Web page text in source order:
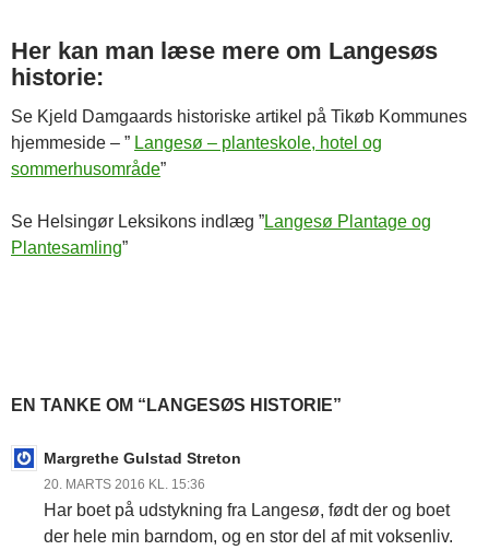
Her kan man læse mere om Langesøs
historie:
Se Kjeld Damgaards historiske artikel på Tikøb Kommunes
hjemmeside – ” Langesø – planteskole, hotel og
sommerhusområde”
Se Helsingør Leksikons indlæg ”Langesø Plantage og
Plantesamling”
EN TANKE OM “LANGESØS HISTORIE”
Margrethe Gulstad Streton
20. MARTS 2016 KL. 15:36
Har boet på udstykning fra Langesø, født der og boet
der hele min barndom, og en stor del af mit voksenliv.